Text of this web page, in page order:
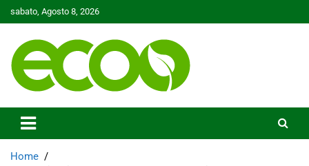
to
sabato, Agosto 8, 2026
Ecoo.it
Home